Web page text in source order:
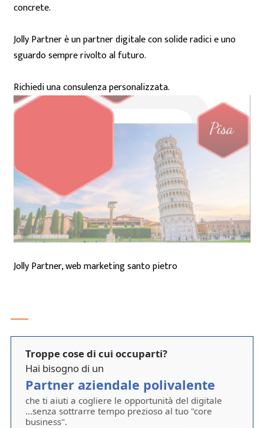
concrete.
Jolly Partner è un partner digitale con solide radici e uno
sguardo sempre rivolto al futuro.
Richiedi una consulenza personalizzata.
Jolly Partner, web marketing santo pietro
Troppe cose di cui occuparti?
Hai bisogno di un
Partner aziendale polivalente
che ti aiuti a cogliere le opportunità del digitale
...senza sottrarre tempo prezioso al tuo "core
business".